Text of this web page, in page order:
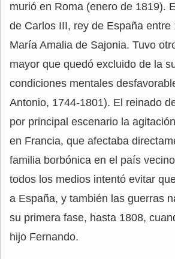
murió en Roma (enero de 1819).
de Carlos III, rey de España entre
María Amalia de Sajonia. Tuvo
mayor que quedó excluido de la
condiciones mentales
Antonio, 1744-1801). El reinado
por principal escenario la
en Francia, que afectaba
familia borbónica en el país
todos los medios intentó evitar
a España, y también las guerras
su primera fase, hasta 1808,
hijo Fernando.